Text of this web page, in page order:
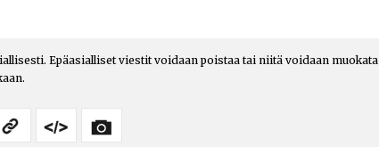
Epäasialliset viestit voidaan poistaa tai niitä voidaan muokata